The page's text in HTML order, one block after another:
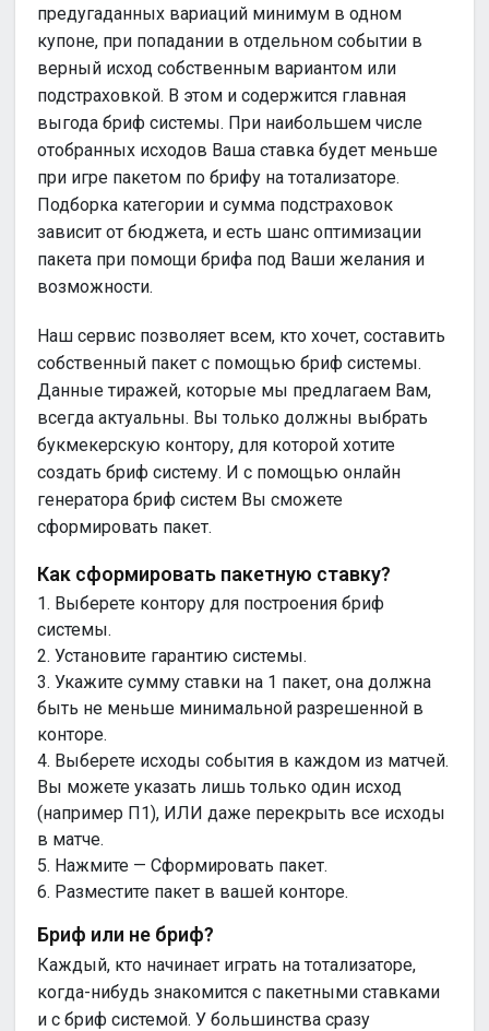
предугаданных вариаций минимум в одном
купоне, при попадании в отдельном событии в
верный исход собственным вариантом или
подстраховкой. В этом и содержится главная
выгода бриф системы. При наибольшем числе
отобранных исходов Ваша ставка будет меньше
при игре пакетом по брифу на тотализаторе.
Подборка категории и сумма подстраховок
зависит от бюджета, и есть шанс оптимизации
пакета при помощи брифа под Ваши желания и
возможности.
Наш сервис позволяет всем, кто хочет, составить
собственный пакет с помощью бриф системы.
Данные тиражей, которые мы предлагаем Вам,
всегда актуальны. Вы только должны выбрать
букмекерскую контору, для которой хотите
создать бриф систему. И с помощью онлайн
генератора бриф систем Вы сможете
сформировать пакет.
Как сформировать пакетную ставку?
1. Выберете контору для построения бриф
системы.
2. Установите гарантию системы.
3. Укажите сумму ставки на 1 пакет, она должна
быть не меньше минимальной разрешенной в
конторе.
4. Выберете исходы события в каждом из матчей.
Вы можете указать лишь только один исход
(например П1), ИЛИ даже перекрыть все исходы
в матче.
5. Нажмите — Сформировать пакет.
6. Разместите пакет в вашей конторе.
Бриф или не бриф?
Каждый, кто начинает играть на тотализаторе,
когда-нибудь знакомится с пакетными ставками
и с бриф системой. У большинства сразу